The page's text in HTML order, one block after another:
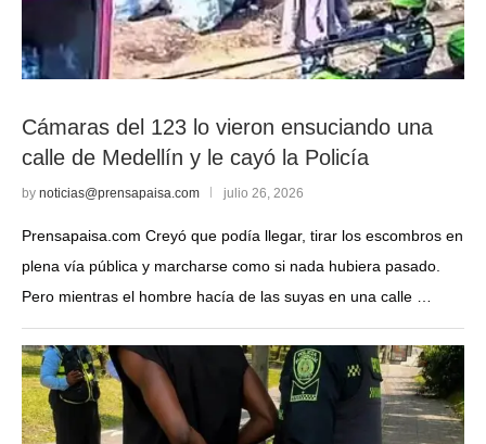
Cámaras del 123 lo vieron ensuciando una
calle de Medellín y le cayó la Policía
by noticias@prensapaisa.com julio 26, 2026
Prensapaisa.com Creyó que podía llegar, tirar los escombros en
plena vía pública y marcharse como si nada hubiera pasado.
Pero mientras el hombre hacía de las suyas en una calle …